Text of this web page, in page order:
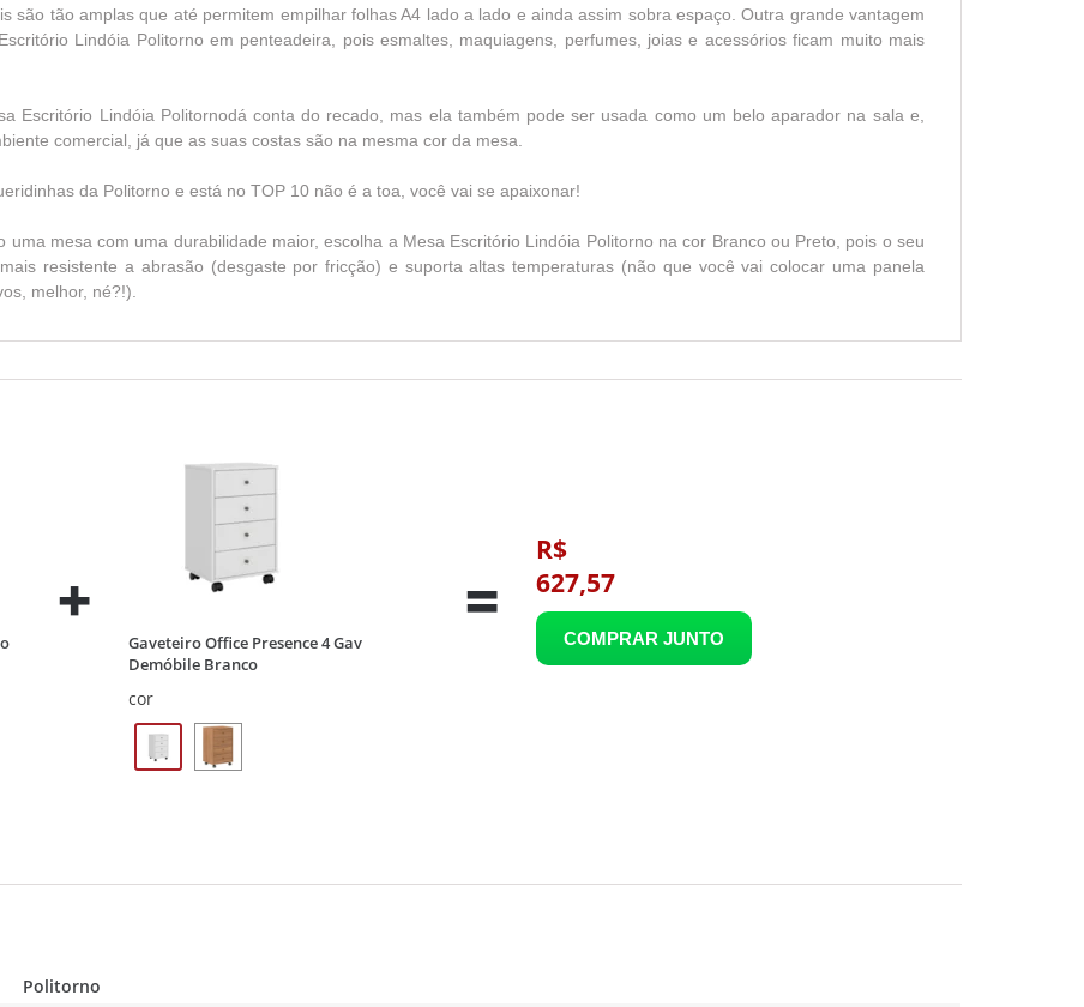
são tão amplas que até permitem empilhar folhas A4 lado a lado e ainda assim sobra espaço. Outra grande vantagem
Lindóia Politorno em penteadeira, pois esmaltes, maquiagens, perfumes, joias e acessórios ficam muito mais
Escritório Lindóia Politornodá conta do recado, mas ela também pode ser usada como um belo aparador na sala e,
comercial, já que as suas costas são na mesma cor da mesa.
da Politorno e está no TOP 10 não é a toa, você vai se apaixonar!
mesa com uma durabilidade maior, escolha a Mesa Escritório Lindóia Politorno na cor Branco ou Preto, pois o seu
resistente a abrasão (desgaste por fricção) e suporta altas temperaturas (não que você vai colocar uma panela
melhor, né?!).
Gaveteiro Office Presence 4 Gav
Demóbile Branco
cor
R$
627,57
Politorno